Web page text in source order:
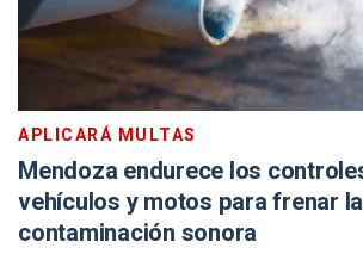
APLICARÁ MULTAS
Mendoza endurece los
vehículos y motos para frenar la
contaminación sonora